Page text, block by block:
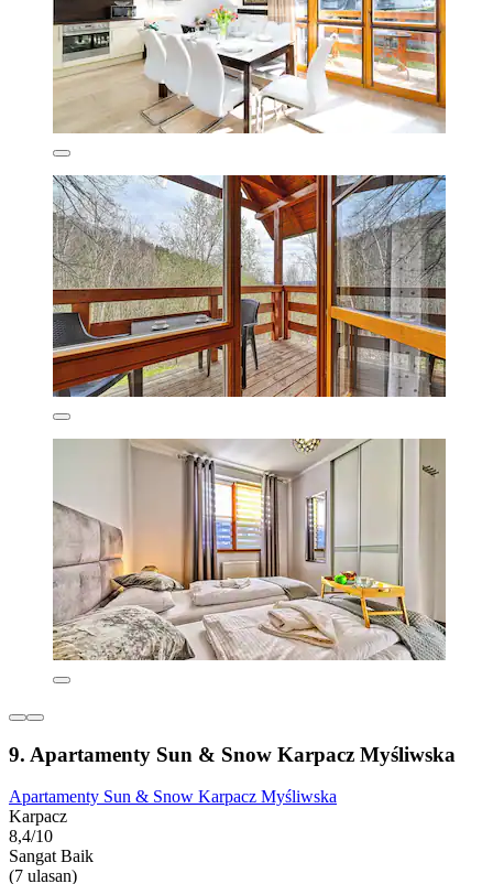
9. Apartamenty Sun & Snow Karpacz Myśliwska
Apartamenty Sun & Snow Karpacz Myśliwska
Karpacz
8,4/10
Sangat Baik
(7 ulasan)